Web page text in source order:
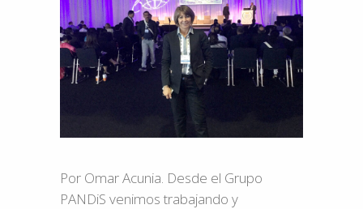
Por Omar Acunia. Desde el Grupo
PANDiS venimos trabajando y